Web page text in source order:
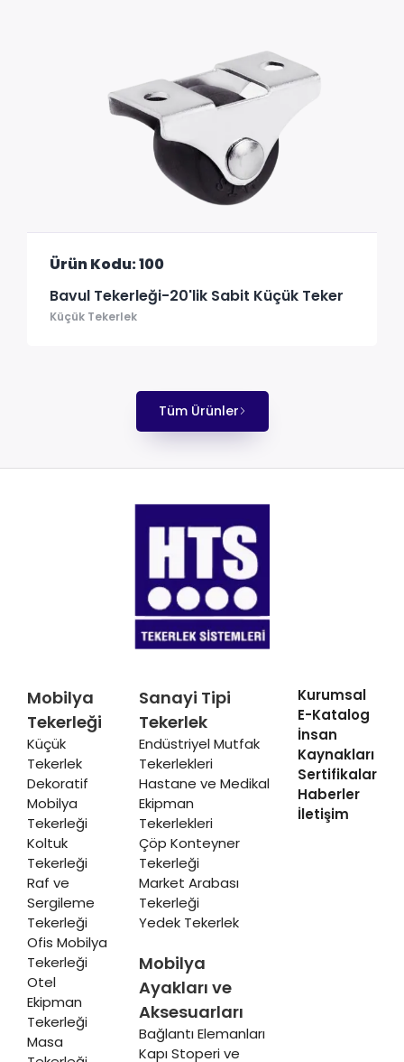
Ürün Kodu: 100
Bavul Tekerleği-20'lik Sabit Küçük Teker
Küçük Tekerlek
Tüm Ürünler
Mobilya
Tekerleği
Küçük
Tekerlek
Dekoratif
Mobilya
Tekerleği
Koltuk
Tekerleği
Raf ve
Sergileme
Tekerleği
Ofis Mobilya
Tekerleği
Otel
Ekipman
Tekerleği
Masa
Sanayi Tipi
Tekerlek
Endüstriyel Mutfak
Tekerlekleri
Hastane ve Medikal
Ekipman
Tekerlekleri
Çöp Konteyner
Tekerleği
Market Arabası
Tekerleği
Yedek Tekerlek
Mobilya
Ayakları ve
Aksesuarları
Bağlantı Elemanları
Kapı Stoperi ve
Kurumsal
E-Katalog
İnsan
Kaynakları
Sertifikalar
Haberler
İletişim